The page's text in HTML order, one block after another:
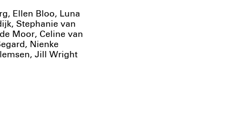
Ellen Bloo, Luna
Stephanie van
Moor, Celine van
Nienke
Jill Wright